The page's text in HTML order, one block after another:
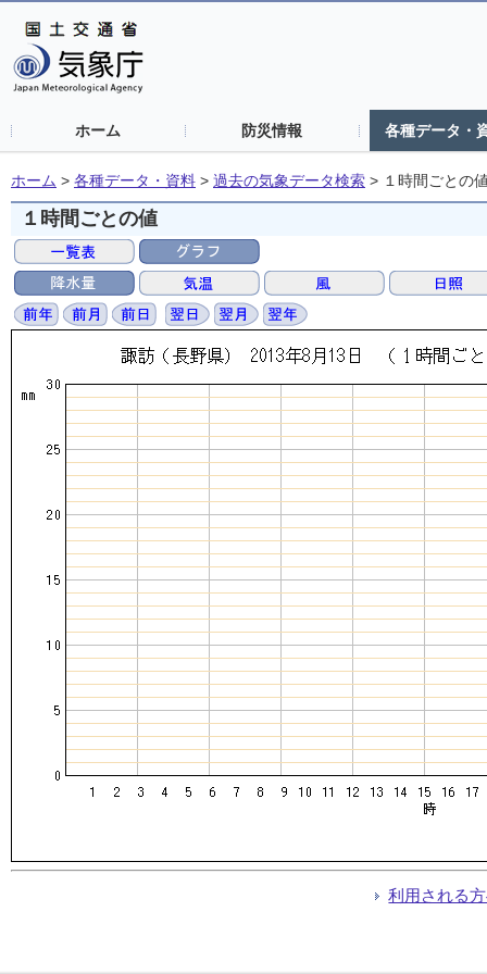
ホーム 防災情報 各種データ・
ホーム > 各種データ・資料 > 過去の気象データ検索 > １時間ごとの
１時間ごとの値
利用される